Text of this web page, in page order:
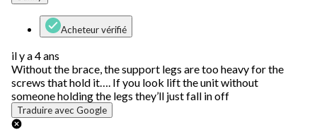
Acheteur vérifié
il y a 4 ans
Without the brace, the support legs are too heavy for the
screws that hold it…. If you look lift the unit without
someone holding the legs they’ll just fall in off
Traduire avec Google